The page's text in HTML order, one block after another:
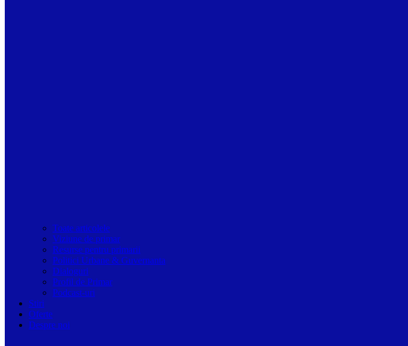
Toate articolele
Viziune de primar
Resurse pentru primarii
Politici Urbane & Guvernanta
Dialoguri
Profil de Primar
Podcast-uri
Stiri
Oferte
Despre noi